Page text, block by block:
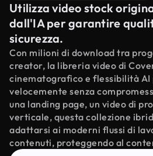
Utilizza video stock
dall'IA per garantire
sicurezza.
Con milioni di download tra
creator, la libreria video di
cinematografico e flessibilità
velocemente senza
una landing page, un video di
verticale, questa collezione
adattarsi ai moderni flussi di
contenuti, proteggendo al